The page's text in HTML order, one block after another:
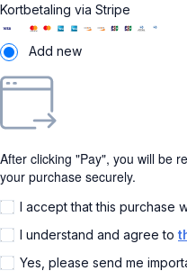
Kortbetaling via Stripe
Add new
After clicking "Pay", you will be
your purchase securely.
I accept that this purchase
I understand and agree to
Yes, please send me